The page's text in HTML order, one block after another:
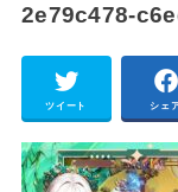
2e79c478-
ツイート シェ